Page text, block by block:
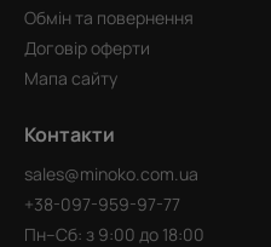
Обмін та повернення
Договір оферти
Мапа сайту
Контакти
sales@minoko.com.ua
+38-097-959-97-77
Пн–Сб: з 9:00 до 18:00